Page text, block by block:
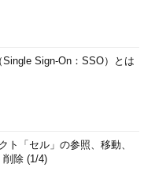
Sign-On：SSO）とは
ト「セル」の参照、移動、
削除 (1/4)